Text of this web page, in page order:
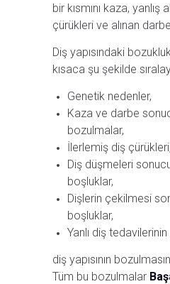
bir kısmını kaza, yanlış
çürükleri ve alınan
Diş yapısındaki
kısaca şu şekilde
Genetik nedenler,
Kaza ve darbe
bozulmalar,
İlerlemiş diş çürükleri,
Diş düşmeleri
boşluklar,
Dişlerin çekilmesi
boşluklar,
Yanlı diş
diş yapısının
Tüm bu bozulmalar